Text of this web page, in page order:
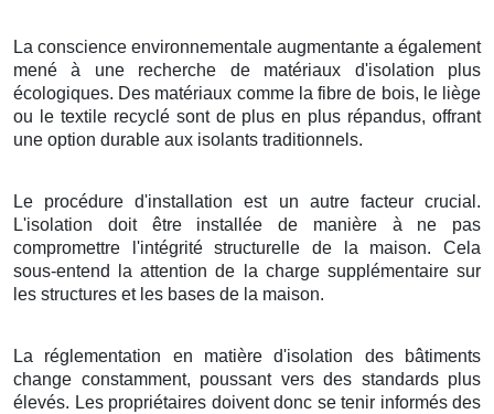
La conscience environnementale augmentante a également
mené à une recherche de matériaux d'isolation plus
écologiques. Des matériaux comme la fibre de bois, le liège
ou le textile recyclé sont de plus en plus répandus, offrant
une option durable aux isolants traditionnels.
Le procédure d'installation est un autre facteur crucial.
L'isolation doit être installée de manière à ne pas
compromettre l'intégrité structurelle de la maison. Cela
sous-entend la attention de la charge supplémentaire sur
les structures et les bases de la maison.
La réglementation en matière d'isolation des bâtiments
change constamment, poussant vers des standards plus
élevés. Les propriétaires doivent donc se tenir informés des